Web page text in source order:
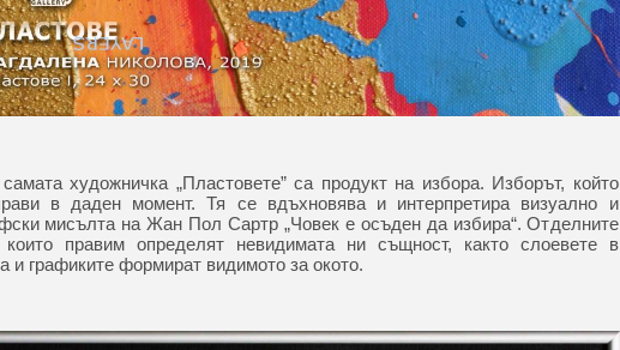
художничка „Пластовете” са продукт на избора. Изборът, който
в даден момент. Тя се вдъхновява и интерпретира визуално и
мисълта на Жан Пол Сартр „Човек е осъден да избира“. Отделните
които правим определят невидимата ни същност, както слоевете в
и графиките формират видимото за окото.